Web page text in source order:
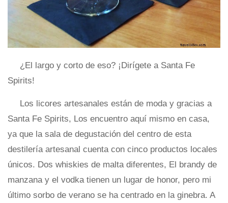
¿El largo y corto de eso? ¡Dirígete a Santa Fe
Spirits!
Los licores artesanales están de moda y gracias a
Santa Fe Spirits, Los encuentro aquí mismo en casa,
ya que la sala de degustación del centro de esta
destilería artesanal cuenta con cinco productos locales
únicos. Dos whiskies de malta diferentes, El brandy de
manzana y el vodka tienen un lugar de honor, pero mi
último sorbo de verano se ha centrado en la ginebra. A